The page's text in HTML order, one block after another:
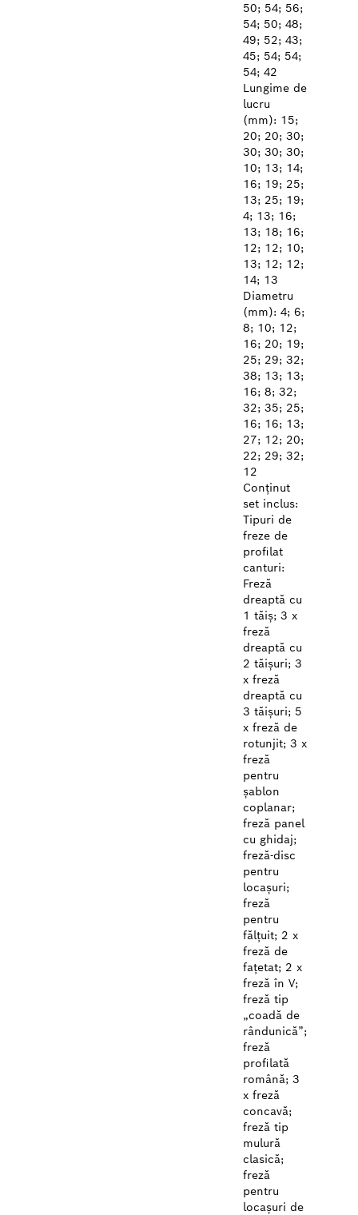
50; 54; 56;
54; 50; 48;
49; 52; 43;
45; 54; 54;
54; 42
Lungime de
lucru
(mm): 15;
20; 20; 30;
30; 30; 30;
10; 13; 14;
16; 19; 25;
13; 25; 19;
4; 13; 16;
13; 18; 16;
12; 12; 10;
13; 12; 12;
14; 13
Diametru
(mm): 4; 6;
8; 10; 12;
16; 20; 19;
25; 29; 32;
38; 13; 13;
16; 8; 32;
32; 35; 25;
16; 16; 13;
27; 12; 20;
22; 29; 32;
12
Conținut
set inclus:
Tipuri de
freze de
profilat
canturi:
Freză
dreaptă cu
1 tăiș; 3 x
freză
dreaptă cu
2 tăișuri; 3
x freză
dreaptă cu
3 tăișuri; 5
x freză de
rotunjit; 3 x
freză
pentru
șablon
coplanar;
freză panel
cu ghidaj;
freză-disc
pentru
locașuri;
freză
pentru
fălțuit; 2 x
freză de
fațetat; 2 x
freză în V;
freză tip
„coadă de
rândunică”;
freză
profilată
română; 3
x freză
concavă;
freză tip
mulură
clasică;
freză
pentru
locașuri de